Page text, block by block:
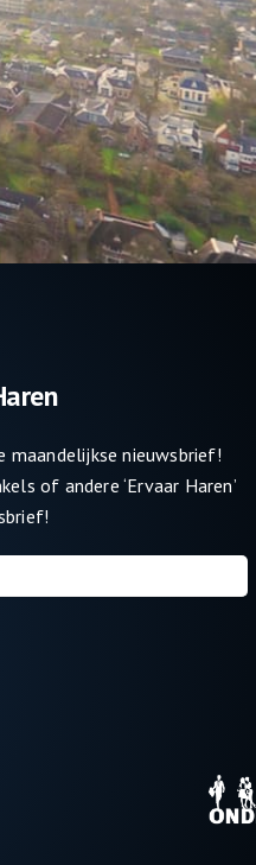
nieuwsbrief!
of andere ‘Ervaar Haren’